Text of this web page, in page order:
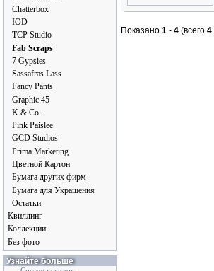
Chatterbox
IOD
TCP Studio
Fab Scraps
7 Gypsies
Sassafras Lass
Fancy Pants
Graphic 45
K & Co.
Pink Paislee
GCD Studios
Prima Marketing
Цветной Картон
Бумага других фирм
Бумага для Украшения
Остатки
Квиллинг
Коллекции
Без фото
Узнайте больше
Показано 1 - 4 (всего 4